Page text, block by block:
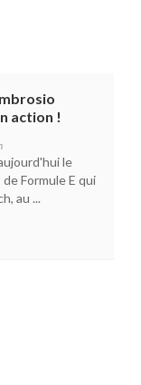
action !
le
Formule E qui
au ...